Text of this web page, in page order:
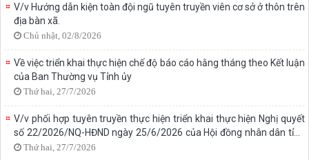
V/v Hướng dẫn kiện toàn đội ngũ tuyên truyền viên cơ sở ở thôn trên
địa bàn xã.
Chủ nhật, 02/8/2026
Về việc triển khai thực hiện chế độ báo cáo hằng tháng theo Kết luận
của Ban Thường vụ Tỉnh ủy
Thứ hai, 27/7/2026
V/v phối hợp tuyên truyền thực hiện triển khai thực hiện Nghị quyết
số 22/2026/NQ-HĐND ngày 25/6/2026 của Hội đồng nhân dân tỉnh
sửa đổi, bổ sung một số nội dung của Phụ lục kèm theo Nghị quyết
Thứ hai, 27/7/2026